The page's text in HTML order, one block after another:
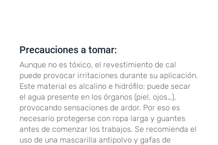
Precauciones a tomar:
Aunque no es tóxico, el revestimiento de cal
puede provocar irritaciones durante su aplicación.
Este material es alcalino e hidrófilo: puede secar
el agua presente en los órganos (piel, ojos…),
provocando sensaciones de ardor. Por eso es
necesario protegerse con ropa larga y guantes
antes de comenzar los trabajos. Se recomienda el
uso de una mascarilla antipolvo y gafas de